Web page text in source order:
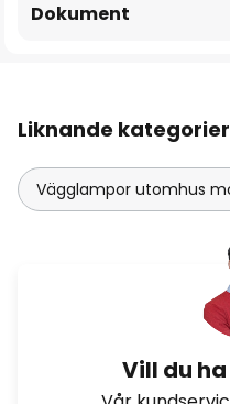
Dokument
Liknande kategorier
Vägglampor utomhus
Vill du